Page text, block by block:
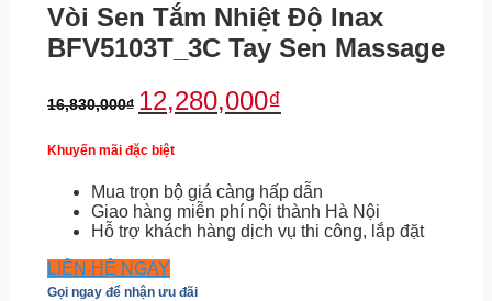
Vòi Sen Tắm Nhiệt Độ Inax
BFV5103T_3C Tay Sen Massage
16,830,000₫ 12,280,000₫
Khuyến mãi đặc biệt
Mua trọn bộ giá càng hấp dẫn
Giao hàng miễn phí nội thành Hà Nội
Hỗ trợ khách hàng dịch vụ thi công, lắp đặt
LIÊN HỆ NGAY
Gọi ngay để nhận ưu đãi